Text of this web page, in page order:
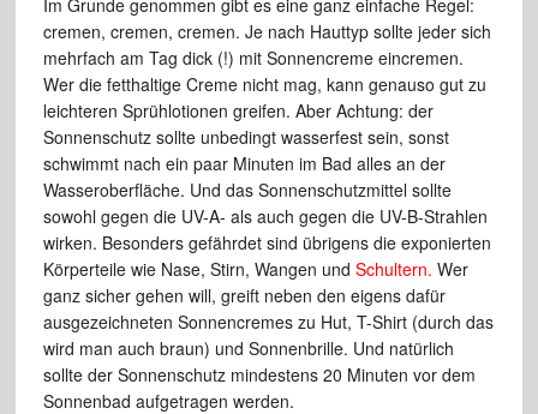
cremen, cremen, cremen. Je nach Hauttyp sollte jeder sich
mehrfach am Tag dick (!) mit Sonnencreme eincremen.
Wer die fetthaltige Creme nicht mag, kann genauso gut zu
leichteren Sprühlotionen greifen. Aber Achtung: der
Sonnenschutz sollte unbedingt wasserfest sein, sonst
schwimmt nach ein paar Minuten im Bad alles an der
Wasseroberfläche. Und das Sonnenschutzmittel sollte
sowohl gegen die UV-A- als auch gegen die UV-B-Strahlen
wirken. Besonders gefährdet sind übrigens die exponierten
Körperteile wie Nase, Stirn, Wangen und Schultern. Wer
ganz sicher gehen will, greift neben den eigens dafür
ausgezeichneten Sonnencremes zu Hut, T-Shirt (durch das
wird man auch braun) und Sonnenbrille. Und natürlich
sollte der Sonnenschutz mindestens 20 Minuten vor dem
Sonnenbad aufgetragen werden.